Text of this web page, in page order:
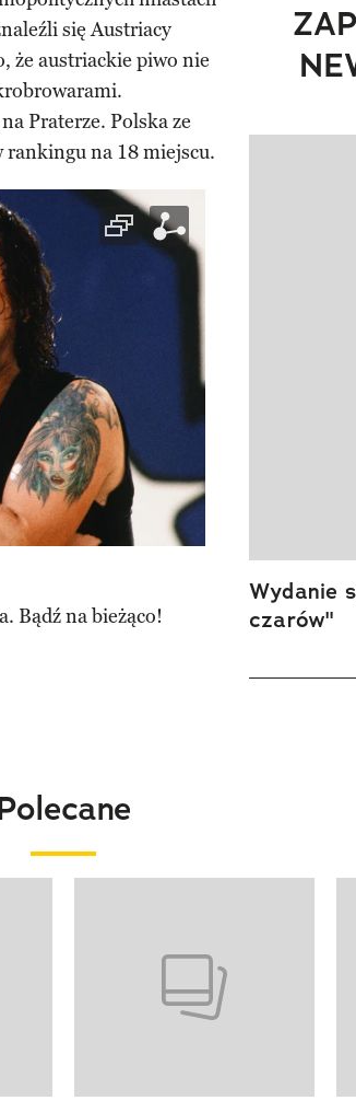
się Austriacy
że austriackie piwo nie
Praterze. Polska ze
rankingu na 18 miejscu.
Bądź na bieżąco!
Wydanie
czarów"